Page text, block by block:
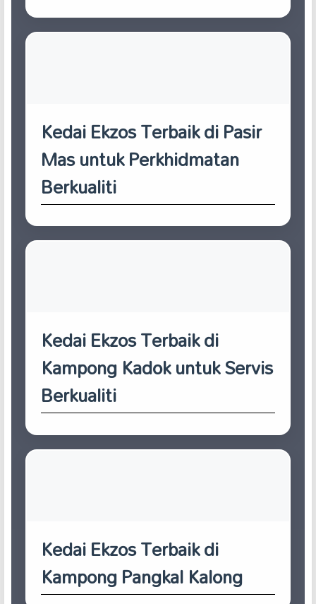
Kedai Ekzos Terbaik di Pasir
Mas untuk Perkhidmatan
Berkualiti
Kedai Ekzos Terbaik di
Kampong Kadok untuk Servis
Berkualiti
Kedai Ekzos Terbaik di
Kampong Pangkal Kalong